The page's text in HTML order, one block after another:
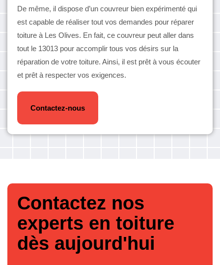
De même, il dispose d’un couvreur bien expérimenté qui
est capable de réaliser tout vos demandes pour réparer
toiture à Les Olives. En fait, ce couvreur peut aller dans
tout le 13013 pour accomplir tous vos désirs sur la
réparation de votre toiture. Ainsi, il est prêt à vous écouter
et prêt à respecter vos exigences.
Contactez-nous
Contactez nos
experts en toiture
dès aujourd'hui